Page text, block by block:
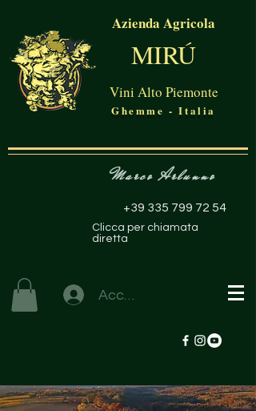
Azienda Agricola
MIRÚ
Vini Alto Piemonte
Ghemme - Italia
Marco Arlunno
+39 335 799 72 54
Clicca per chiamata
diretta
Accedi